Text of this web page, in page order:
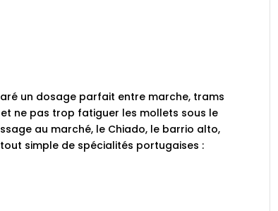
un dosage parfait entre marche, trams
ne pas trop fatiguer les mollets sous le
au marché, le Chiado, le barrio alto,
simple de spécialités portugaises :